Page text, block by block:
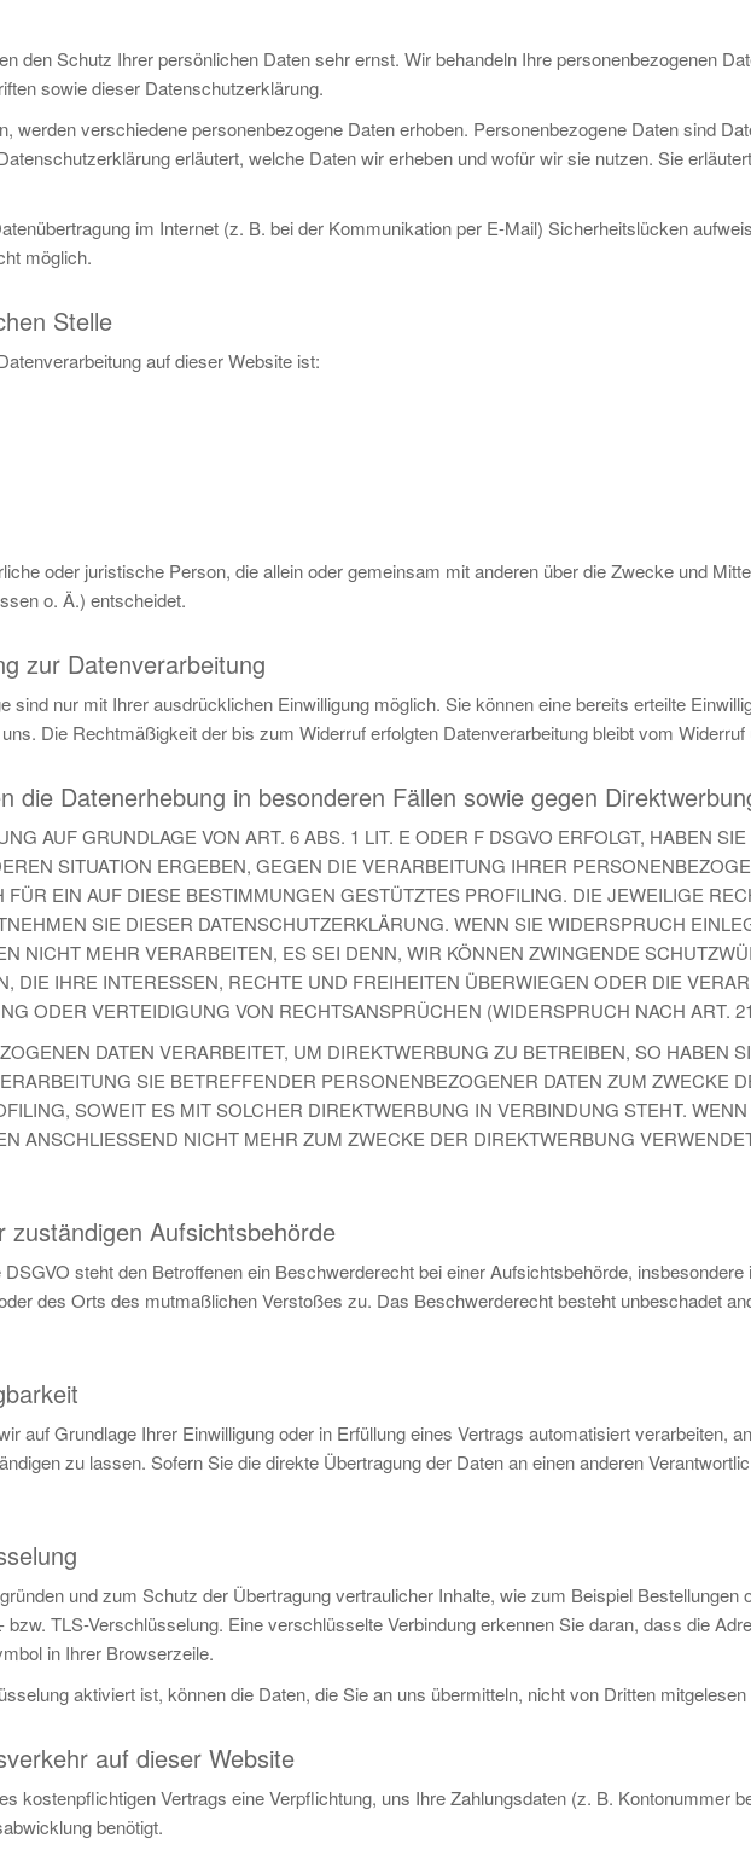
den Schutz Ihrer persönlichen Daten sehr ernst. Wir behandeln Ihre personenbezogenen
sowie dieser Datenschutzerklärung.
werden verschiedene personenbezogene Daten erhoben. Personenbezogene Daten sind
erläutert, welche Daten wir erheben und wofür wir sie nutzen. Sie
im Internet (z. B. bei der Kommunikation per E-Mail) Sicherheitslücken
möglich.
Stelle
auf dieser Website ist:
oder juristische Person, die allein oder gemeinsam mit anderen über die Zwecke und
o. Ä.) entscheidet.
zur Datenverarbeitung
sind nur mit Ihrer ausdrücklichen Einwilligung möglich. Sie können eine bereits erteilte
Die Rechtmäßigkeit der bis zum Widerruf erfolgten Datenverarbeitung bleibt vom Widerruf
die Datenerhebung in besonderen Fällen sowie gegen
AUF GRUNDLAGE VON ART. 6 ABS. 1 LIT. E ODER F DSGVO ERFOLGT, HABEN
SITUATION ERGEBEN, GEGEN DIE VERARBEITUNG IHRER
FÜR EIN AUF DIESE BESTIMMUNGEN GESTÜTZTES PROFILING. DIE JEWEILIGE
SIE DIESER DATENSCHUTZERKLÄRUNG. WENN SIE WIDERSPRUCH
NICHT MEHR VERARBEITEN, ES SEI DENN, WIR KÖNNEN ZWINGENDE
DIE IHRE INTERESSEN, RECHTE UND FREIHEITEN ÜBERWIEGEN ODER DIE
ODER VERTEIDIGUNG VON RECHTSANSPRÜCHEN (WIDERSPRUCH NACH ART.
DATEN VERARBEITET, UM DIREKTWERBUNG ZU BETREIBEN, SO HABEN
SIE BETREFFENDER PERSONENBEZOGENER DATEN ZUM ZWECKE
SOWEIT ES MIT SOLCHER DIREKTWERBUNG IN VERBINDUNG STEHT.
ANSCHLIESSEND NICHT MEHR ZUM ZWECKE DER DIREKTWERBUNG
zuständigen Aufsichtsbehörde
steht den Betroffenen ein Beschwerderecht bei einer Aufsichtsbehörde,
des Orts des mutmaßlichen Verstoßes zu. Das Beschwerderecht besteht unbeschadet
auf Grundlage Ihrer Einwilligung oder in Erfüllung eines Vertrags automatisiert verarbeiten,
zu lassen. Sofern Sie die direkte Übertragung der Daten an einen anderen
und zum Schutz der Übertragung vertraulicher Inhalte, wie zum Beispiel Bestellungen
bzw. TLS-Verschlüsselung. Eine verschlüsselte Verbindung erkennen Sie daran, dass die
in Ihrer Browserzeile.
aktiviert ist, können die Daten, die Sie an uns übermitteln, nicht von Dritten mitgelesen
auf dieser Website
kostenpflichtigen Vertrags eine Verpflichtung, uns Ihre Zahlungsdaten (z. B. Kontonummer
benötigt.